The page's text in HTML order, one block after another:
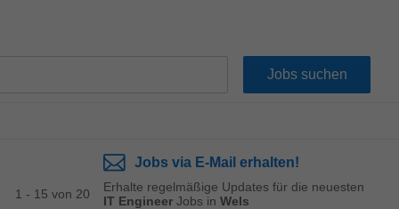
1 - 15 von 20
Jobs via E-Mail erhalten!
Erhalte regelmäßige Updates für die neuesten
IT Engineer Jobs in Wels